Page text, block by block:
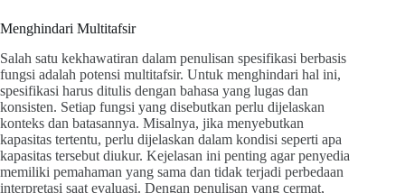
Menghindari Multitafsir
Salah satu kekhawatiran dalam penulisan spesifikasi berbasis
fungsi adalah potensi multitafsir. Untuk menghindari hal ini,
spesifikasi harus ditulis dengan bahasa yang lugas dan
konsisten. Setiap fungsi yang disebutkan perlu dijelaskan
konteks dan batasannya. Misalnya, jika menyebutkan
kapasitas tertentu, perlu dijelaskan dalam kondisi seperti apa
kapasitas tersebut diukur. Kejelasan ini penting agar penyedia
memiliki pemahaman yang sama dan tidak terjadi perbedaan
interpretasi saat evaluasi. Dengan penulisan yang cermat,